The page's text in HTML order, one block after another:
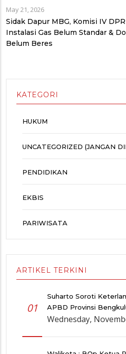
May 21, 2026
Sidak Dapur MBG, Komisi IV
Instalasi Gas Belum Standar &
Belum Beres
KATEGORI
HUKUM
UNCATEGORIZED (JANGAN
PENDIDIKAN
EKBIS
PARIWISATA
ARTIKEL TERKINI
01
Suharto Soroti
APBD Provinsi
Wednesday,